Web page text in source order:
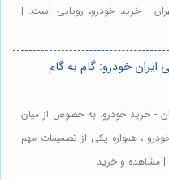
- خرید خودرو، رویایی است. |
خودرو: گام به گام
- خرید خودرو، به خصوص از میان
، همواره یکی از تصمیمات مهم
| مشاهده و خرید